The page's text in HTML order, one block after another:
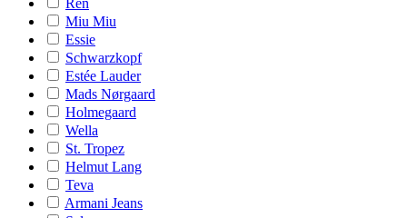
Ren
Miu Miu
Essie
Schwarzkopf
Estée Lauder
Mads Nørgaard
Holmegaard
Wella
St. Tropez
Helmut Lang
Teva
Armani Jeans